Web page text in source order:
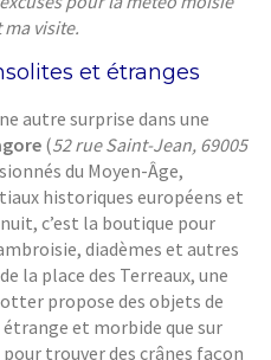
visite.
et étranges
autre surprise dans une
(52 rue Saint-Jean, 69005
du Moyen-Âge,
historiques européens et
c’est la boutique pour
diadèmes et autres
la place des Terreaux, une
propose des objets de
et morbide que sur
trouver des crânes façon